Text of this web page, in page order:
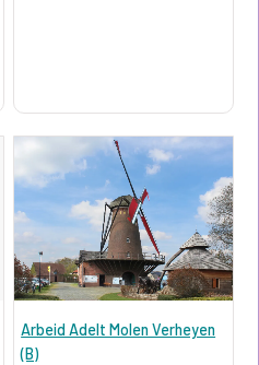
Arbeid Adelt Molen Verheyen
(B)